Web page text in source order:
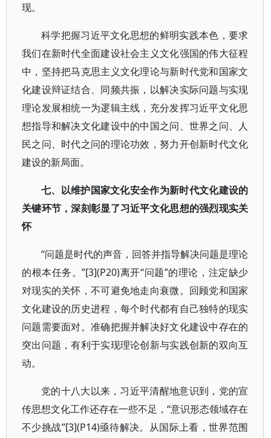
现。
科学把握习近平文化思想的鲜明实践本色，要求
我们在新时代全面建设社会主义文化强国的伟大征程
中，坚持把马克思主义文化理论与新时代党和国家文
化建设辩证结合、同频共振，以解决实际问题与实现
理论发展相统一为逻辑主线，充分发挥习近平文化思
想指导和解决文化建设中的中国之问、世界之问、人
民之问、时代之问的理论功效，努力开创新时代文化
建设的新局面。
七、以维护国家文化安全作为新时代文化建设的
关键环节，深刻彰显了习近平文化思想的强烈现实关
怀
“问题是时代的声音，回答并指导解决问题是理论
的根本任务。”[3](P20)离开“问题”的理论，注定缺少
对现实的关怀，不可避免地走向衰微。回顾党和国家
文化建设的历史进程，每个时代都有自己独特的现实
问题需要面对。准确把握并解决好文化建设中存在的
突出问题，有利于实现理论创新与实践创新的双向互
动。
党的十八大以来，习近平清醒地意识到，党的宣
传思想文化工作还存在一些不足，“意识形态领域存在
不少挑战”[3](P14)亟待解决。从国际上看，世界范围